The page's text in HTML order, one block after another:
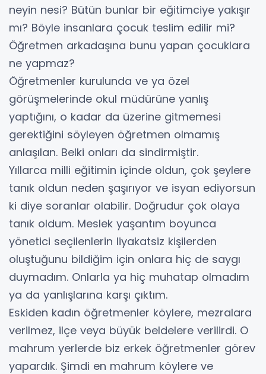
neyin nesi? Bütün bunlar bir eğitimciye yakışır
mı? Böyle insanlara çocuk teslim edilir mi?
Öğretmen arkadaşına bunu yapan çocuklara
ne yapmaz?
Öğretmenler kurulunda ve ya özel
görüşmelerinde okul müdürüne yanlış
yaptığını, o kadar da üzerine gitmemesi
gerektiğini söyleyen öğretmen olmamış
anlaşılan. Belki onları da sindirmiştir.
Yıllarca milli eğitimin içinde oldun, çok şeylere
tanık oldun neden şaşırıyor ve isyan ediyorsun
ki diye soranlar olabilir. Doğrudur çok olaya
tanık oldum. Meslek yaşantım boyunca
yönetici seçilenlerin liyakatsiz kişilerden
oluştuğunu bildiğim için onlara hiç de saygı
duymadım. Onlarla ya hiç muhatap olmadım
ya da yanlışlarına karşı çıktım.
Eskiden kadın öğretmenler köylere, mezralara
verilmez, ilçe veya büyük beldelere verilirdi. O
mahrum yerlerde biz erkek öğretmenler görev
yapardık. Şimdi en mahrum köylere ve